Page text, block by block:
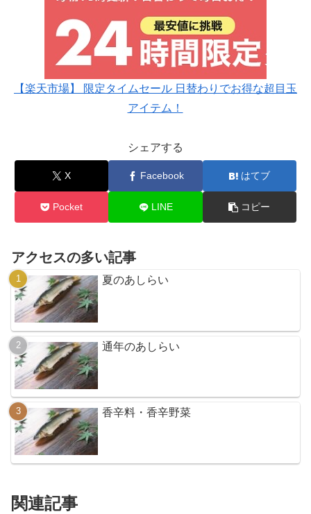
【楽天市場】 限定タイムセール 日替わりでお得な超目玉
アイテム！
シェアする
X Facebook はてブ
Pocket LINE コピー
アクセスの多い記事
夏のあしらい
通年のあしらい
香辛料・香辛野菜
関連記事